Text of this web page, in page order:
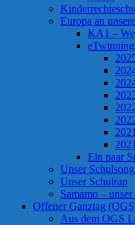
Europa an
KA1 –
eTwinning
Ein paar
Unser Schulsong
Unser Schulrap
Samamo –
Offener Ganztag
Aus dem OGS